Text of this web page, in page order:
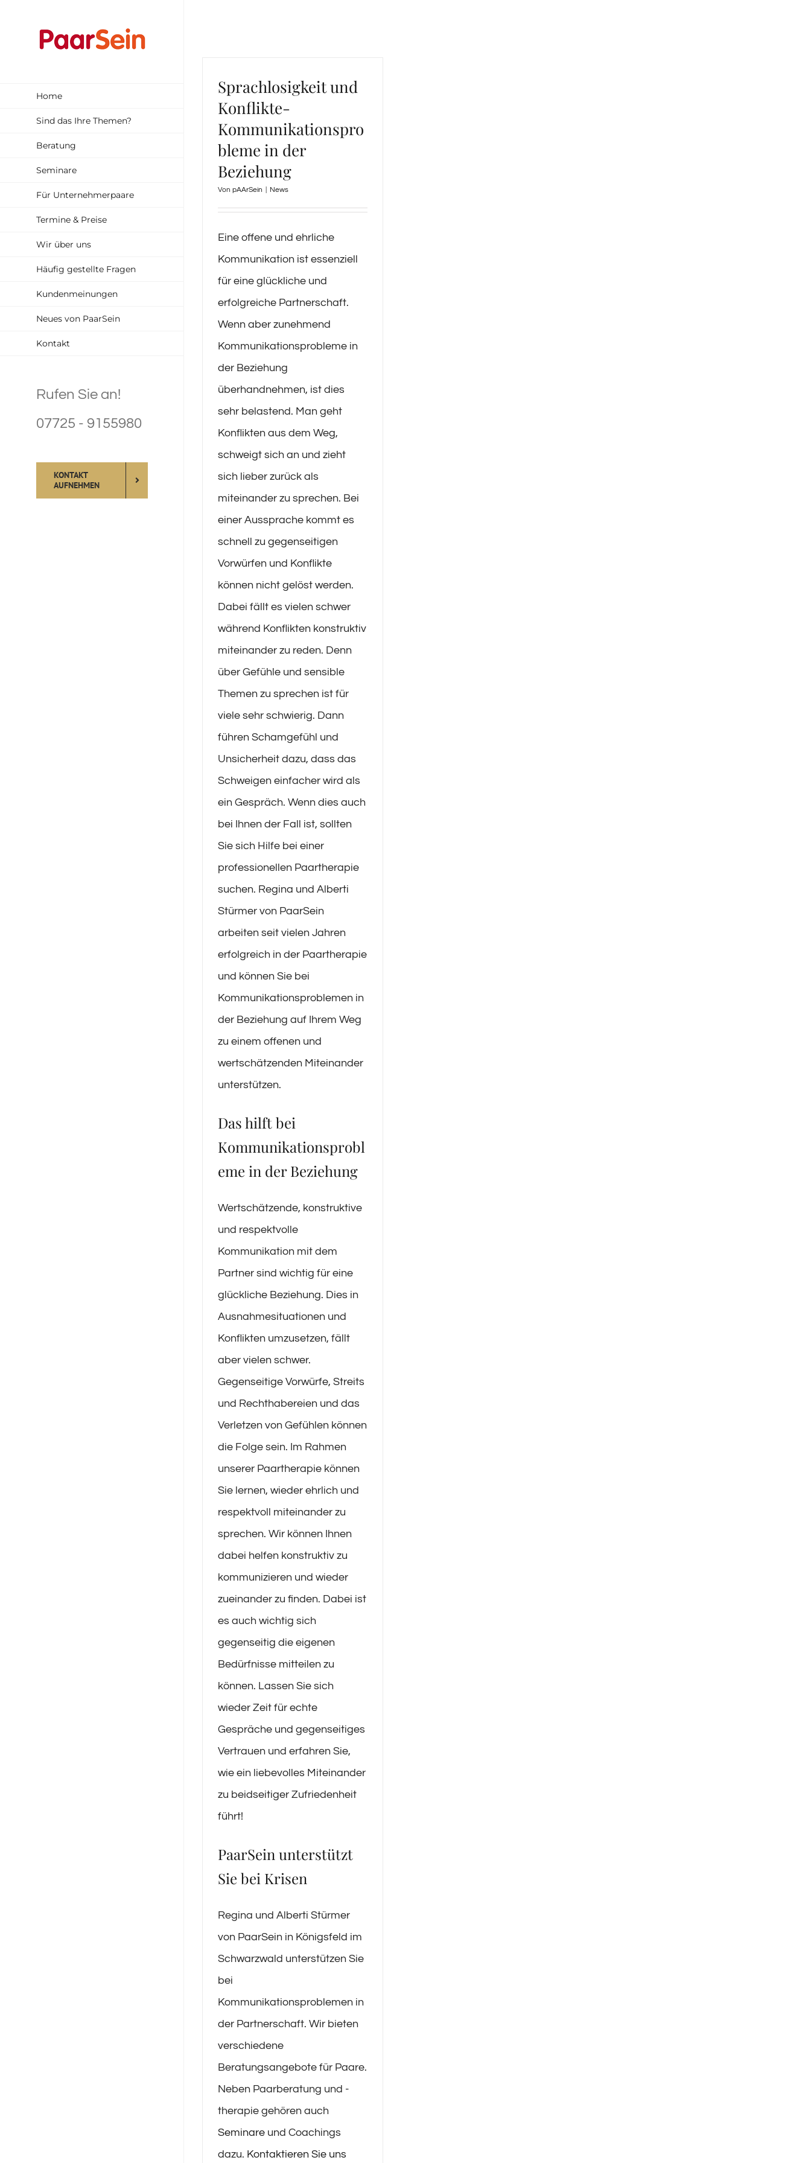
springen
Home
Sind das Ihre Themen?
Beratung
Seminare
Für Unternehmerpaare
Termine & Preise
Wir über uns
Häufig gestellte Fragen
Kundenmeinungen
Neues von PaarSein
Kontakt
Rufen Sie an!
07725 - 9155980
KONTAKT
AUFNEHMEN
Sprachlosigkeit und
Konflikte-
Kommunikationspro
bleme in der
Beziehung
Von pAArSein News
Eine offene und ehrliche
Kommunikation ist essenziell
für eine glückliche und
erfolgreiche Partnerschaft.
Wenn aber zunehmend
Kommunikationsprobleme in
der Beziehung
überhandnehmen, ist dies
sehr belastend. Man geht
Konflikten aus dem Weg,
schweigt sich an und zieht
sich lieber zurück als
miteinander zu sprechen. Bei
einer Aussprache kommt es
schnell zu gegenseitigen
Vorwürfen und Konflikte
können nicht gelöst werden.
Dabei fällt es vielen schwer
während Konflikten konstruktiv
miteinander zu reden. Denn
über Gefühle und sensible
Themen zu sprechen ist für
viele sehr schwierig. Dann
führen Schamgefühl und
Unsicherheit dazu, dass das
Schweigen einfacher wird als
ein Gespräch. Wenn dies auch
bei Ihnen der Fall ist, sollten
Sie sich Hilfe bei einer
professionellen Paartherapie
suchen. Regina und Alberti
Stürmer von PaarSein
arbeiten seit vielen Jahren
erfolgreich in der Paartherapie
und können Sie bei
Kommunikationsproblemen in
der Beziehung auf Ihrem Weg
zu einem offenen und
wertschätzenden Miteinander
unterstützen.
Das hilft bei
Kommunikationsprobl
eme in der Beziehung
Wertschätzende, konstruktive
und respektvolle
Kommunikation mit dem
Partner sind wichtig für eine
glückliche Beziehung. Dies in
Ausnahmesituationen und
Konflikten umzusetzen, fällt
aber vielen schwer.
Gegenseitige Vorwürfe, Streits
und Rechthabereien und das
Verletzen von Gefühlen können
die Folge sein. Im Rahmen
unserer Paartherapie können
Sie lernen, wieder ehrlich und
respektvoll miteinander zu
sprechen. Wir können Ihnen
dabei helfen konstruktiv zu
kommunizieren und wieder
zueinander zu finden. Dabei ist
es auch wichtig sich
gegenseitig die eigenen
Bedürfnisse mitteilen zu
können. Lassen Sie sich
wieder Zeit für echte
Gespräche und gegenseitiges
Vertrauen und erfahren Sie,
wie ein liebevolles Miteinander
zu beidseitiger Zufriedenheit
führt!
PaarSein unterstützt
Sie bei Krisen
Regina und Alberti Stürmer
von PaarSein in Königsfeld im
Schwarzwald unterstützen Sie
bei
Kommunikationsproblemen in
der Partnerschaft. Wir bieten
verschiedene
Beratungsangebote für Paare.
Neben Paarberatung und -
therapie gehören auch
Seminare und Coachings
dazu. Kontaktieren Sie uns